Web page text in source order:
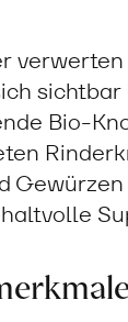
sichtbar
Bio-